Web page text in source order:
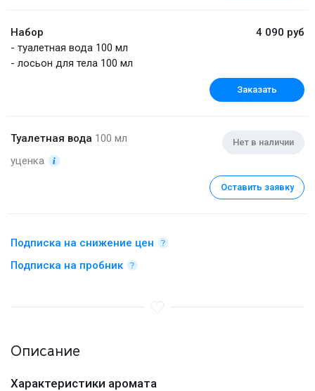
Набор
- туалетная вода 100 мл
- лосьон для тела 100 мл
4 090 руб
Заказать
Туалетная вода 100 мл
уценка
Нет в наличии
Оставить заявку
Подписка на снижение цен
Подписка на пробник
Описание
Характеристики аромата